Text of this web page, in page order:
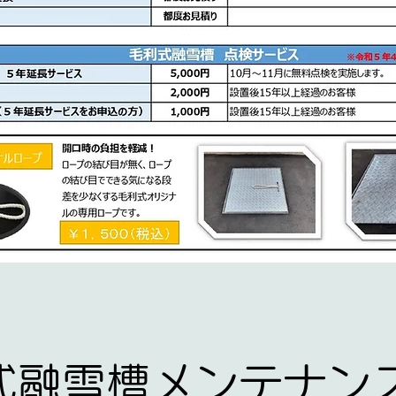
融雪槽メンテナン